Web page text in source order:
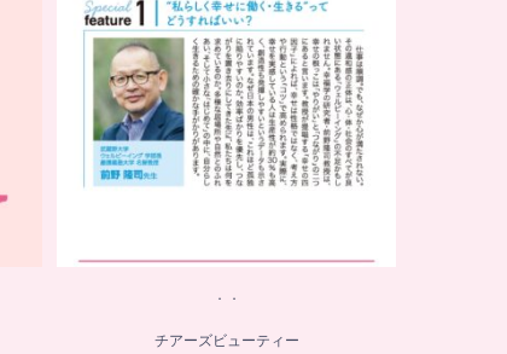
...
8 0
．．
チアーズビューティー